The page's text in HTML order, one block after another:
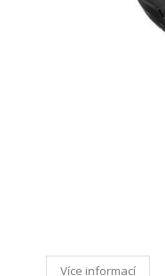
Více informací